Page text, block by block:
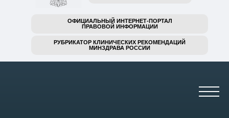
ОФИЦИАЛЬНЫЙ ИНТЕРНЕТ-ПОРТАЛ
ПРАВОВОЙ ИНФОРМАЦИИ
РУБРИКАТОР КЛИНИЧЕСКИХ РЕКОМЕНДАЦИЙ
МИНЗДРАВА РОССИИ